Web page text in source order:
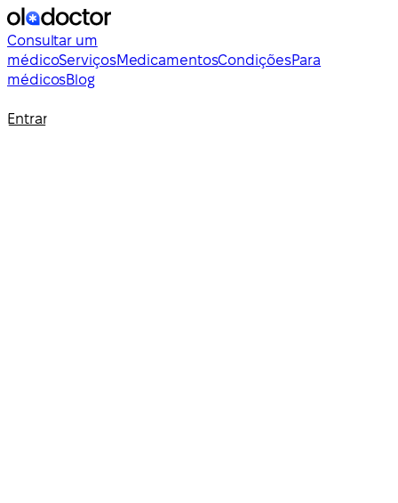
Consultar um
médicoServiçosMedicamentosCondiçõesPara
médicosBlog
Entrar